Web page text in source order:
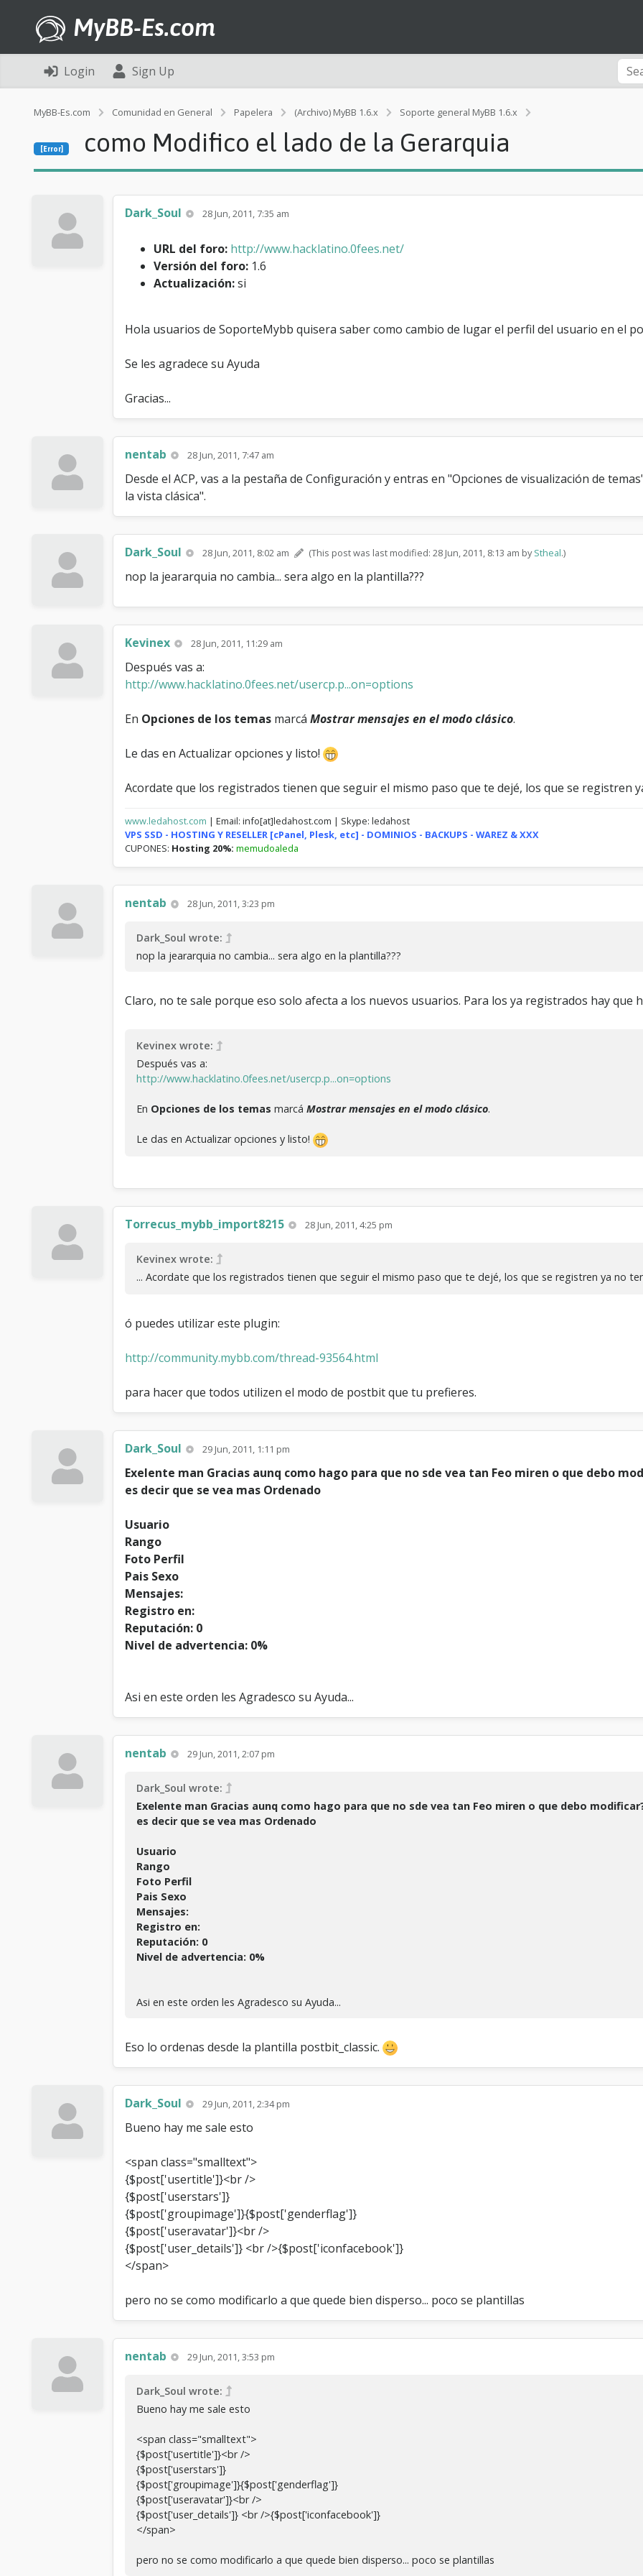
MyBB-Es.com
Login
Sign Up
MyBB-Es.com Comunidad en General Papelera (Archivo) MyBB 1.6.x Soporte general MyBB 1.6.x
m
M
l
G
a
u
i
a
[Error] como Modifico el lado de la Gerarquia
Dark_Soul 28 Jun, 2011, 7:35 am
URL del foro: http://www.hacklatino.0fees.net/
Versión del foro: 1.6
Actualización:si
Hola usuarios de SoporteMybb quisera saber como cambio de lugar el perfil del usuario en el
Se les agradece su Ayuda
Gracias...
nentab 28 Jun, 2011, 7:47 am
Desde el ACP, vas a la pestaña de Configuración y entras en "Opciones de visualización de
la vista clásica".
Dark_Soul 28 Jun, 2011, 8:02 am (This post was last modified: 28 Jun, 2011, 8:13 am byStheal.)
nop la jeararquia no cambia... sera algo en la plantilla???
Kevinex 28 Jun, 2011, 11:29 am
Después vas a:
http://www.hacklatino.0fees.net/usercp.p...on=options
En Opciones de los temas marcá Mostrar mensajes en el modo clásico.
Le das en Actualizar opciones y listo!
Acordate que los registrados tienen que seguir el mismo paso que te dejé, los que se registren
www.ledahost.com | Email: info[at]ledahost.com | Skype: ledahost
VPS SSD - HOSTING Y RESELLER [cPanel, Plesk, etc] - DOMINIOS - BACKUPS - WAREZ & XXX
CUPONES: Hosting 20%: memudoaleda
nentab 28 Jun, 2011, 3:23 pm
Dark_Soul wrote:
nop la jeararquia no cambia... sera algo en la plantilla???
Claro, no te sale porque eso solo afecta a los nuevos usuarios. Para los ya registrados hay que
Kevinex wrote:
Después vas a:
http://www.hacklatino.0fees.net/usercp.p...on=options
En Opciones de los temas marcá Mostrar mensajes en el modo clásico.
Le das en Actualizar opciones y listo!
Torrecus_mybb_import8215 28 Jun, 2011, 4:25 pm
Kevinex wrote:
... Acordate que los registrados tienen que seguir el mismo paso que te dejé, los que se registren ya no
ó puedes utilizar este plugin:
http://community.mybb.com/thread-93564.html
para hacer que todos utilizen el modo de postbit que tu prefieres.
Dark_Soul 29 Jun, 2011, 1:11 pm
Exelente man Gracias aunq como hago para que no sde vea tan Feo miren o que debo
es decir que se vea mas Ordenado
Usuario
Rango
Foto Perfil
Pais Sexo
Mensajes:
Registro en:
Reputación: 0
Nivel de advertencia: 0%
Asi en este orden les Agradesco su Ayuda...
nentab 29 Jun, 2011, 2:07 pm
Dark_Soul wrote:
Exelente man Gracias aunq como hago para que no sde vea tan Feo miren o que debo
es decir que se vea mas Ordenado
Usuario
Rango
Foto Perfil
Pais Sexo
Mensajes:
Registro en:
Reputación: 0
Nivel de advertencia: 0%
Asi en este orden les Agradesco su Ayuda...
Eso lo ordenas desde la plantilla postbit_classic.
Dark_Soul 29 Jun, 2011, 2:34 pm
Bueno hay me sale esto
<span class="smalltext">
{$post['usertitle']}<br />
{$post['userstars']}
{$post['groupimage']}{$post['genderflag']}
{$post['useravatar']}<br />
{$post['user_details']} <br />{$post['iconfacebook']}
</span>
pero no se como modificarlo a que quede bien disperso... poco se plantillas
nentab 29 Jun, 2011, 3:53 pm
Dark_Soul wrote:
Bueno hay me sale esto
<span class="smalltext">
{$post['usertitle']}<br />
{$post['userstars']}
{$post['groupimage']}{$post['genderflag']}
{$post['useravatar']}<br />
{$post['user_details']} <br />{$post['iconfacebook']}
</span>
pero no se como modificarlo a que quede bien disperso... poco se plantillas